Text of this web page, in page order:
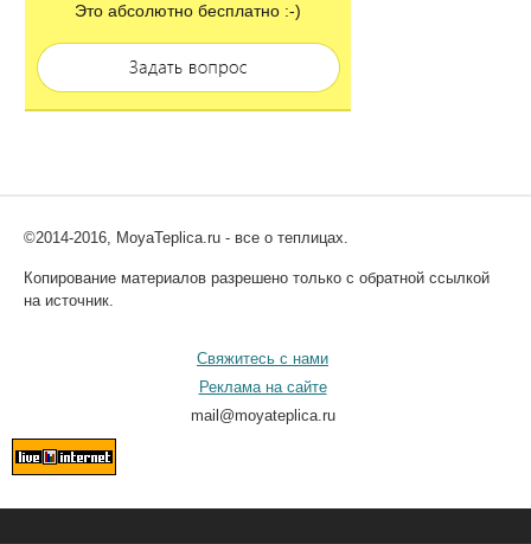
Это абсолютно бесплатно :-)
©2014-2016, MoyaTeplica.ru - все о теплицах.
Копирование материалов разрешено только с обратной ссылкой
на источник.
Свяжитесь с нами
Реклама на сайте
mail@moyateplica.ru